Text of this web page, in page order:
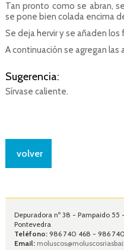
Tan pronto como se abran,
se pone bien colada encima
Se deja hervir y se añaden
A continuación se agregan
Sugerencia:
Sírvase caliente.
volver
Depuradora nº 38 - Pampaido 55
Pontevedra
Teléfono:986 740 468 - 986
Email: